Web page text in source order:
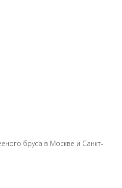
бруса в Москве и Санкт-